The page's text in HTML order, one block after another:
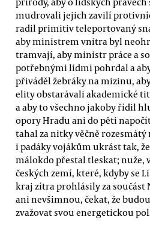
mudrovali jejich zavilí
radil primitiv teleportovaný
aby ministrem vnitra byl
tramvají, aby ministr práce a
potřebnými lidmi pohrdal a
přiváděl žebráky na mizinu,
elity obstarávali akademické
a aby to všechno jakoby řídil
opory Hradu ani do pěti
tahal za nitky věčně rozesmátý
i padáky vojákům ukrást tak,
málokdo přestal tleskat; nuže,
českých zemí, které, kdyby se
kraj zítra prohlásily za součást
ani nevšimnou, čekat, že
zvažovat svou energetickou